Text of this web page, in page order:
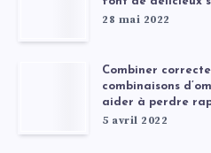
28 mai 2022
Combiner
combinaisons
aider à perdre
5 avril 2022